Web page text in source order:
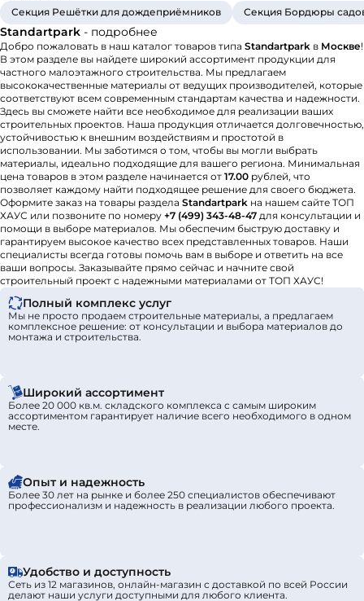
Секция Решётки для дождеприёмников Секция Бордюры
Standartpark - подробнее
Добро пожаловать в наш каталог товаров типа Standartpark в Москве!
В этом разделе вы найдете широкий ассортимент продукции для
частного малоэтажного строительства. Мы предлагаем
высококачественные материалы от ведущих производителей, которые
соответствуют всем современным стандартам качества и надежности.
Здесь вы сможете найти все необходимое для реализации ваших
строительных проектов. Наша продукция отличается долговечностью,
устойчивостью к внешним воздействиям и простотой в
использовании. Мы заботимся о том, чтобы вы могли выбрать
материалы, идеально подходящие для вашего региона. Минимальная
цена товаров в этом разделе начинается от 17.00 рублей, что
позволяет каждому найти подходящее решение для своего бюджета.
Оформите заказ на товары раздела Standartpark на нашем сайте ТОП
ХАУС или позвоните по номеру +7 (499) 343-48-47 для консультации и
помощи в выборе материалов. Мы обеспечим быструю доставку и
гарантируем высокое качество всех представленных товаров. Наши
специалисты всегда готовы помочь вам в выборе и ответить на все
ваши вопросы. Заказывайте прямо сейчас и начните свой
строительный проект с надежными материалами от ТОП ХАУС!
Полный комплекс услуг
Мы не просто продаем строительные материалы, а предлагаем
комплексное решение: от консультации и выбора материалов до
монтажа и строительства.
Широкий ассортимент
Более 20 000 кв.м. складского комплекса с самым широким
ассортиментом гарантирует наличие всего необходимого в одном
месте.
Опыт и надежность
Более 30 лет на рынке и более 250 специалистов обеспечивают
профессионализм и надежность в реализации любого проекта.
Удобство и доступность
Сеть из 12 магазинов, онлайн-магазин с доставкой по всей России
делают наши услуги доступными для любого клиента.